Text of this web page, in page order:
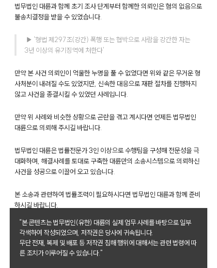
팀소개
대륜의 강점
글로벌 파트너 로펌
고객의 소리
통합검색
AI대륜
업무사례
법무법인 대륜과 함께 초기 조사 단계부터 함께한 의뢰인은 혐의 없음으로
불송치결정을 받을 수 있었습니다.
3년 이상의 유기징역에 처한다'
만약 본 사건 의뢰인이 억울한 누명을 풀 수 없었다면 위와 같은 무거운 형
사처분이 내려질 수도 있었지만, 신속한 대응으로 재판 절차를 진행하지
않고 사건을 종결시킬 수 있었던 사례입니다.
만약 위 사례와 비슷한 상황으로 곤란을 겪고 계시다면 언제든 법무법인
대륜으로 의뢰해 주시길 바랍니다.
법무법인 대륜은 법률전문가 3인 이상으로 수행팀을 구성해 전문성을 극
대화하며, 해결사례를 토대로 구축한 대륜만의 소송시스템으로 의뢰하신
사건을 성공으로 이끌어 오고 있습니다.
본 소송과 관련하여 법률조력이 필요하시다면 법무법인 대륜과 함께 준비
하시길 바랍니다.
"본 콘텐츠는 법무법인(유한) 대륜의 실제 업무 사례를 바탕으로 일부
각색하여 작성되었으며, 저작권은 당사에 귀속됩니다.
무단 전재, 복제 및 배포 등 저작권 침해 행위에 대해서는 관련 법령에 따
른 조치가 이루어질 수 있습니다."